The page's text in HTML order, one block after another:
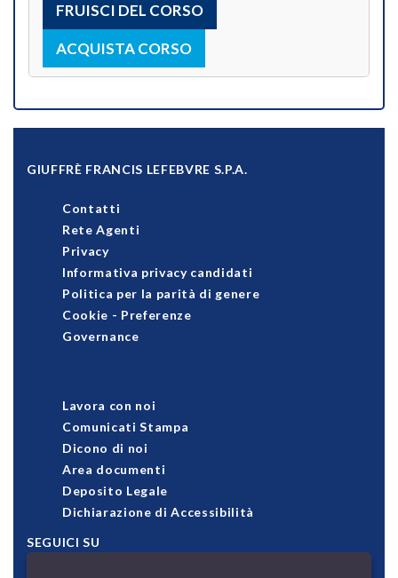
FRUISCI DEL CORSO
ACQUISTA CORSO
GIUFFRÈ FRANCIS LEFEBVRE S.P.A.
Contatti
Rete Agenti
Privacy
Informativa privacy candidati
Politica per la parità di genere
Cookie - Preferenze
Governance
Lavora con noi
Comunicati Stampa
Dicono di noi
Area documenti
Deposito Legale
Dichiarazione di Accessibilità
SEGUICI SU